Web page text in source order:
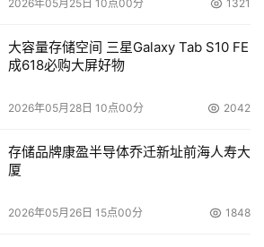
2026年05月25日 10点00分 1321
大容量存储空间 三星Galaxy Tab S10 FE
成618必购大屏好物
2026年05月28日 10点00分 2042
存储品牌康盈半导体乔迁新址前海人寿大
厦
2026年05月26日 15点00分 1848